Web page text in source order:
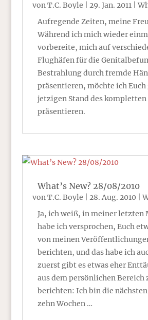
vonT.C. Boyle 29. Jan. 2011|
Aufregende Zeiten, meine
Während ich mich wieder
vorbereite, mich auf
Flughäfen für die
Bestrahlung durch fremde
präsentieren, möchte ich Euch
jetzigen Stand des
präsentieren.
What’s New? 28/08/2010
vonT.C. Boyle 28. Aug. 2010 |
Ja, ich weiß, in meiner letzten
habe ich versprochen, Euch
von meinen
berichten, und das habe ich
zuerst gibt es etwas eher
aus dem persönlichen Bereich
berichten: Ich bin die
zehn Wochen …